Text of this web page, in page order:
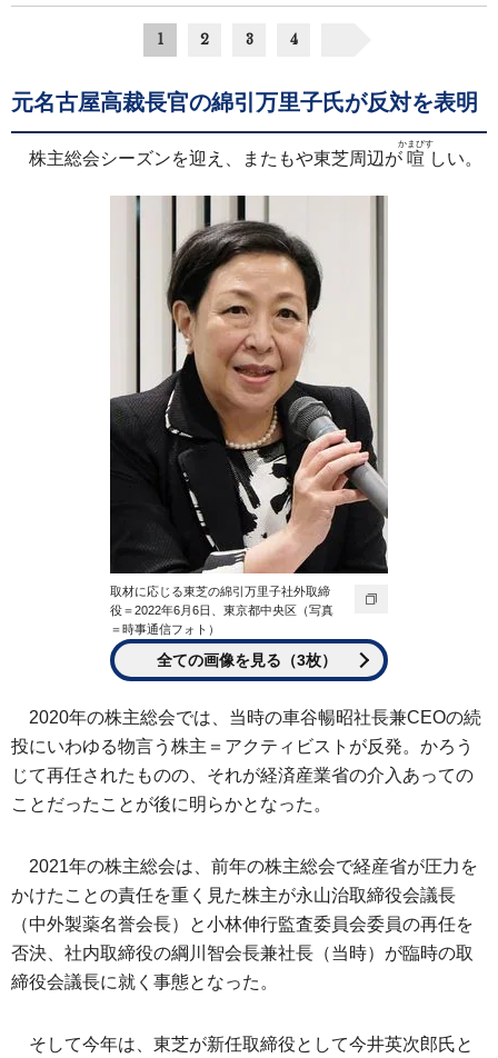
1 2 3 4
元名古屋高裁長官の綿引万里子氏が反対を表明
株主総会シーズンを迎え、またもや東芝周辺が 喧
かまびす
しい。
取材に応じる東芝の綿引万里子社外取締
役＝2022年6月6日、東京都中央区（写真
＝時事通信フォト）
全ての画像を見る（3枚）
2020年の株主総会では、当時の車谷暢昭社長兼CEOの続
投にいわゆる物言う株主＝アクティビストが反発。かろう
じて再任されたものの、それが経済産業省の介入あっての
ことだったことが後に明らかとなった。
2021年の株主総会は、前年の株主総会で経産省が圧力を
かけたことの責任を重く見た株主が永山治取締役会議長
（中外製薬名誉会長）と小林伸行監査委員会委員の再任を
否決、社内取締役の綱川智会長兼社長（当時）が臨時の取
締役会議長に就く事態となった。
そして今年は、東芝が新任取締役として今井英次郎氏と